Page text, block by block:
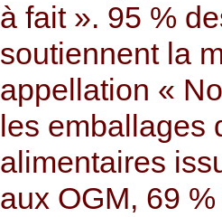
à fait ». 95 %
soutiennent la
appellation «
les emballages
alimentaires
aux OGM, 69